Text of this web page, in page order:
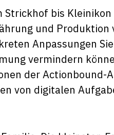
bis
und Produktion
Anpassungen
vermindern
der Actionbound-
von digitalen